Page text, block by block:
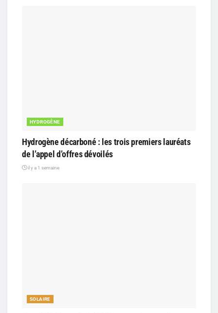
HYDROGÈNE
Hydrogène décarboné : les trois premiers lauréats
de l’appel d’offres dévoilés
il y a 1 semaine
SOLAIRE